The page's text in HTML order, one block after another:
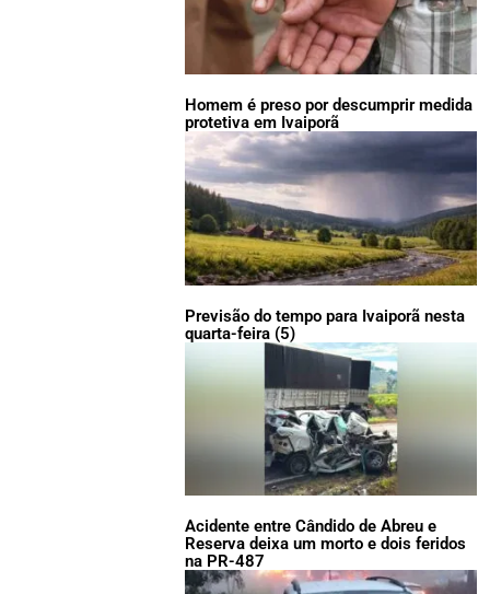
Homem é preso por descumprir medida
protetiva em Ivaiporã
Previsão do tempo para Ivaiporã nesta
quarta-feira (5)
Acidente entre Cândido de Abreu e
Reserva deixa um morto e dois feridos
na PR-487